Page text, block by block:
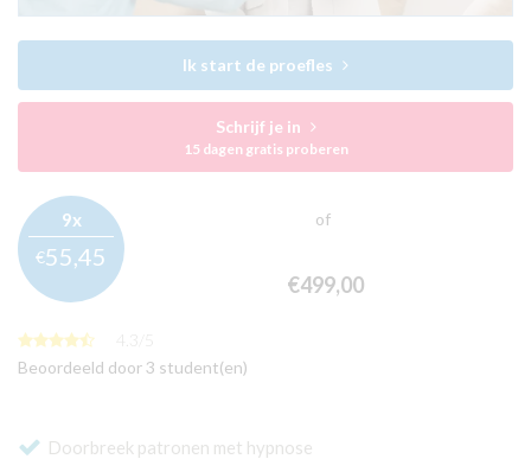
Ik start de proefles
Schrijf je in
15 dagen gratis proberen
9x
€55, 45
of
€499,00
4.3
Beoordeeld door 3 student(en)
Doorbreek patronen met hypnose